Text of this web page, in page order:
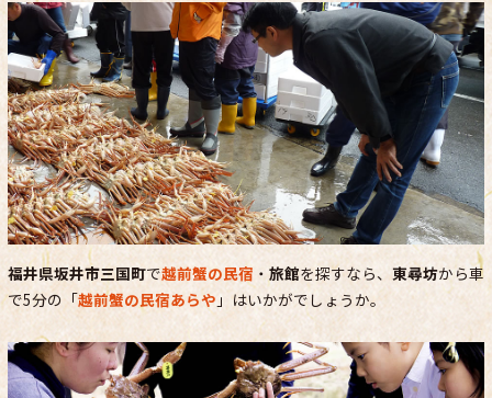
福井県坂井市三国町で越前蟹の民宿 ・ 旅館を探すなら、東尋坊から車
で5分の「越前蟹の民宿あらや 」はいかがでしょうか。